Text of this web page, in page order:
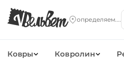
Ковры Ковролин